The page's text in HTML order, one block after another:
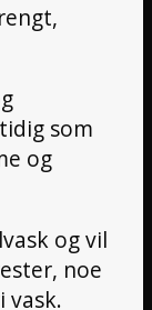
som
og
og vil
noe
vask.